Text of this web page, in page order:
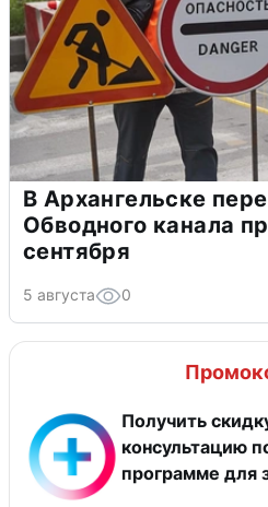
В Архангельске
Обводного канала
сентября
5 августа 0
Получить
консультацию
программе для